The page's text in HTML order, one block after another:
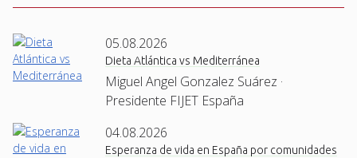
05.08.2026
Dieta Atlántica vs Mediterránea
Miguel Angel Gonzalez Suárez ·
Presidente FIJET España
04.08.2026
Esperanza de vida en España por comunidades